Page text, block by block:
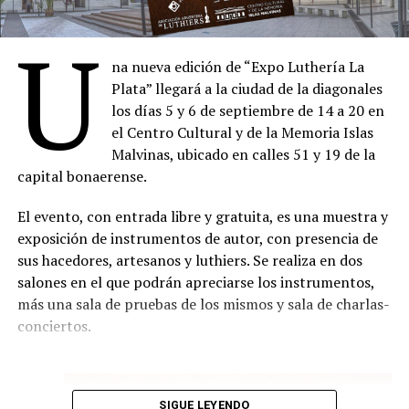
Cristina Banegas y Carmen Baliero. Espectáculo musical
que rescata y presenta públicamente una obra
temprana y poco conocida del emblemático compositor
austro-argentino Guillermo Gräetzer. El proyecto
propone recuperar e interpretar el Primer cuaderno de
canciones para canto y piano (1935-1939) de acuerdo
con la versión original del manuscrito. Se trata de su
primer cuaderno de canciones, compuesto durante sus
primer año en Buenos Aires, sobre textos de Hesse,
Rilke, Klabund, Bethge, Heine y Hille.
Sábado 15.08, 18 h en la Capilla
Compañía Oblicua con dirección de Marcelo Delgado.
Lautaro Abrego(clarinetes), Carolina Cervetto (saxos),
sin cargo mediante reserva previa, aunque el público
correspondiente en cada milonga, sujeto a la capacidad
La programación completa y los formularios para
reservar entradas gratuitas pueden consultarse en el
sitio oficial de la Semana de las Milongas.
Comparte esto:
U
na nueva edición de “Expo Luthería La
Plata” llegará a la ciudad de la diagonales
los días 5 y 6 de septiembre de 14 a 20 en
el Centro Cultural y de la Memoria Islas
Malvinas, ubicado en calles 51 y 19 de la
capital bonaerense.
El evento, con entrada libre y gratuita, es una muestra y
exposición de instrumentos de autor, con presencia de
sus hacedores, artesanos y luthiers. Se realiza en dos
salones en el que podrán apreciarse los instrumentos,
más una sala de pruebas de los mismos y sala de charlas-
conciertos.
SIGUE LEYENDO